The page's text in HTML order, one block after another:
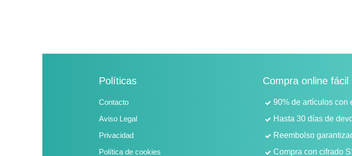
Políticas
Contacto
Aviso Legal
Privacidad
Política de cookies
Compra online fácil
90% de artículos con
Hasta 30 días de
Reembolso
Compra con cifrado